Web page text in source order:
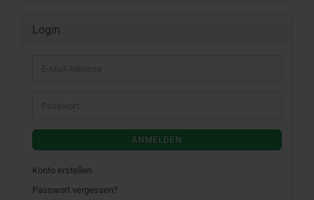
Login
ANMELDEN
Konto erstellen
Passwort vergessen?